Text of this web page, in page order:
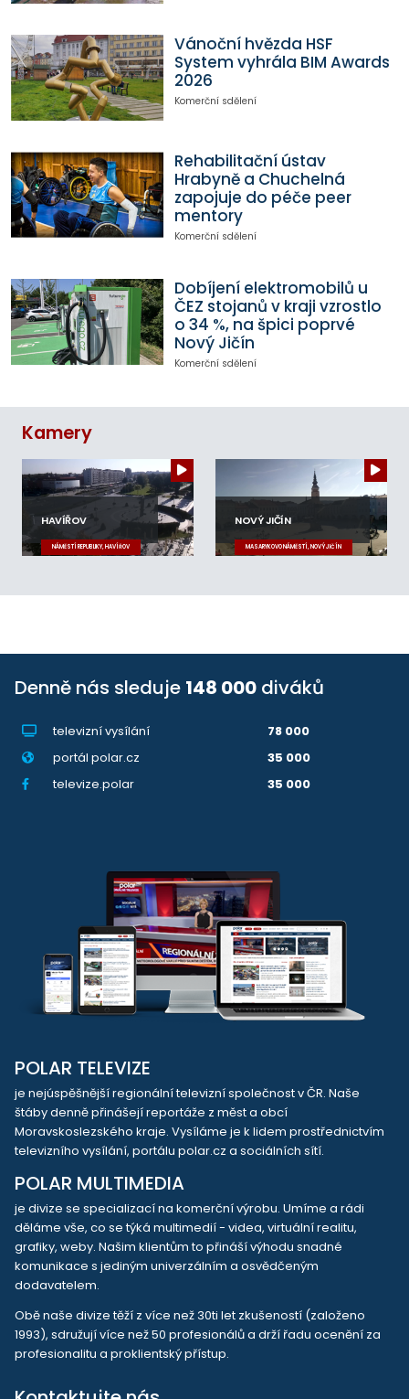
Vánoční hvězda HSF
System vyhrála BIM Awards
2026
Komerční sdělení
Rehabilitační ústav
Hrabyně a Chuchelná
zapojuje do péče peer
mentory
Komerční sdělení
Dobíjení elektromobilů u
ČEZ stojanů v kraji vzrostlo
o 34 %, na špici poprvé
Nový Jičín
Komerční sdělení
Kamery
HAVÍŘOV
NÁMĚSTÍ REPUBLIKY, HAVÍŘOV
NOVÝ JIČÍN
MASARYKOVO NÁMĚSTÍ, NOVÝ JIČÍN
Denně nás sleduje 148 000 diváků
televizní vysílání
78 000
portál polar.cz
35 000
televize.polar
35 000
POLAR TELEVIZE
je nejúspěšnější regionální televizní společnost v ČR. Naše
štáby denně přinášejí reportáže z měst a obcí
Moravskoslezského kraje. Vysíláme je k lidem prostřednictvím
televizního vysílání, portálu polar.cz a sociálních sítí.
POLAR MULTIMEDIA
je divize se specializací na komerční výrobu. Umíme a rádi
děláme vše, co se týká multimedií - videa, virtuální realitu,
grafiky, weby. Našim klientům to přináší výhodu snadné
komunikace s jediným univerzálním a osvědčeným
dodavatelem.
Obě naše divize těží z více než 30ti let zkušeností (založeno
1993), sdružují více než 50 profesionálů a drží řadu ocenění za
profesionalitu a proklientský přístup.